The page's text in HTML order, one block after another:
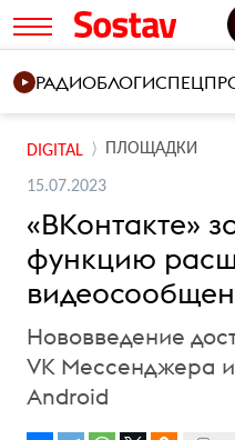
РАДИОБЛОГИ
DIGITAL ПЛОЩАДКИ
15.07.2023
«ВКонтакте»
функцию
Нововведение
VK Мессенджера и
Android